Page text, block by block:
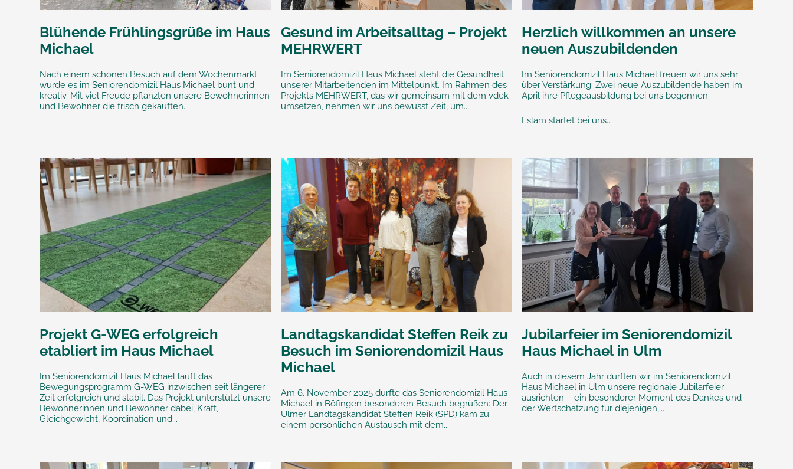
Blühende Frühlingsgrüße im Haus
Michael
Nach einem schönen Besuch auf dem Wochenmarkt
wurde es im Seniorendomizil Haus Michael bunt und
kreativ. Mit viel Freude pflanzten unsere Bewohnerinnen
und Bewohner die frisch gekauften...
Gesund im Arbeitsalltag – Projekt
MEHRWERT
Im Seniorendomizil Haus Michael steht die Gesundheit
unserer Mitarbeitenden im Mittelpunkt. Im Rahmen des
Projekts MEHRWERT, das wir gemeinsam mit dem vdek
umsetzen, nehmen wir uns bewusst Zeit, um...
Herzlich willkommen an unsere
neuen Auszubildenden
Im Seniorendomizil Haus Michael freuen wir uns sehr
über Verstärkung: Zwei neue Auszubildende haben im
April ihre Pflegeausbildung bei uns begonnen.
Eslam startet bei uns...
Projekt G-WEG erfolgreich
etabliert im Haus Michael
Im Seniorendomizil Haus Michael läuft das
Bewegungsprogramm G-WEG inzwischen seit längerer
Zeit erfolgreich und stabil. Das Projekt unterstützt unsere
Bewohnerinnen und Bewohner dabei, Kraft,
Gleichgewicht, Koordination und...
Landtagskandidat Steffen Reik zu
Besuch im Seniorendomizil Haus
Michael
Am 6. November 2025 durfte das Seniorendomizil Haus
Michael in Böfingen besonderen Besuch begrüßen: Der
Ulmer Landtagskandidat Steffen Reik (SPD) kam zu
einem persönlichen Austausch mit dem...
Jubilarfeier im Seniorendomizil
Haus Michael in Ulm
Auch in diesem Jahr durften wir im Seniorendomizil
Haus Michael in Ulm unsere regionale Jubilarfeier
ausrichten – ein besonderer Moment des Dankes und
der Wertschätzung für diejenigen,...